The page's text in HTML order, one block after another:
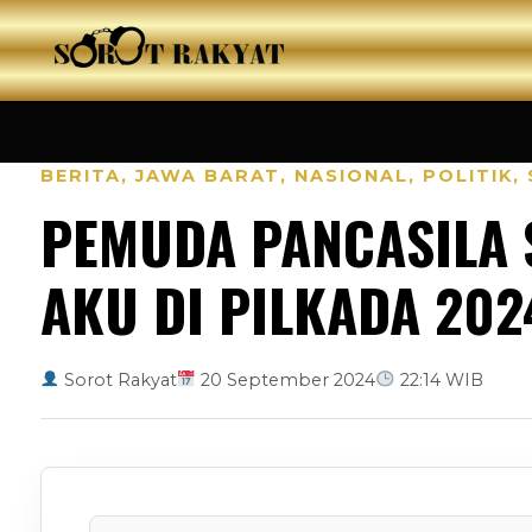
BERITA,JAWA BARAT , NASIONAL, POLITIK,
PEMUDA
AKU DI PILKADA
Sorot Rakyat 20 September 2024 22:14 WIB